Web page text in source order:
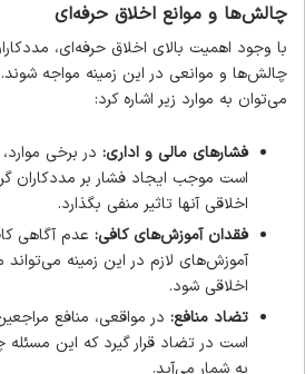
چالش‌ها و موانع اخلاق حرفه‌ای
با وجود اهمیت بالای اخلاق حرفه‌ای،
چالش‌ها و موانعی در این زمینه مواجه
می‌توان به موارد زیر اشاره کرد:
فشارهای مالی و اداری: در برخی
است موجب ایجاد فشار بر مددکاران
اخلاقی آنها تاثیر منفی بگذارد.
فقدان آموزش‌های کافی: عدم آگاهی
آموزش‌های لازم در این زمینه می‌تواند
اخلاقی شود.
تضاد منافع: در مواقعی، منافع
است در تضاد قرار گیرد که این
به شمار می‌آید.